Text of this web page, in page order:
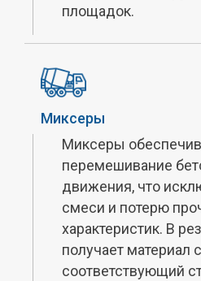
площадок.
Миксеры
Миксеры
перемешивание
движения, что
смеси и потерю
характеристик. В
получает материал
соответствующий